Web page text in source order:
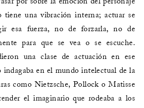
tiene una vibración interna; actuar se
esa fuerza, no de forzarla, no de
para que se vea o se escuche.
una clase de actuación en ese
en el mundo intelectual de la
como Nietzsche, Pollock o Matisse
el imaginario que rodeaba a los